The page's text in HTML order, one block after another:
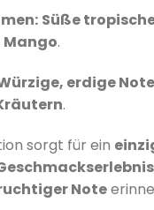
Süße
Mango.
erdige
.
sorgt für ein
Note